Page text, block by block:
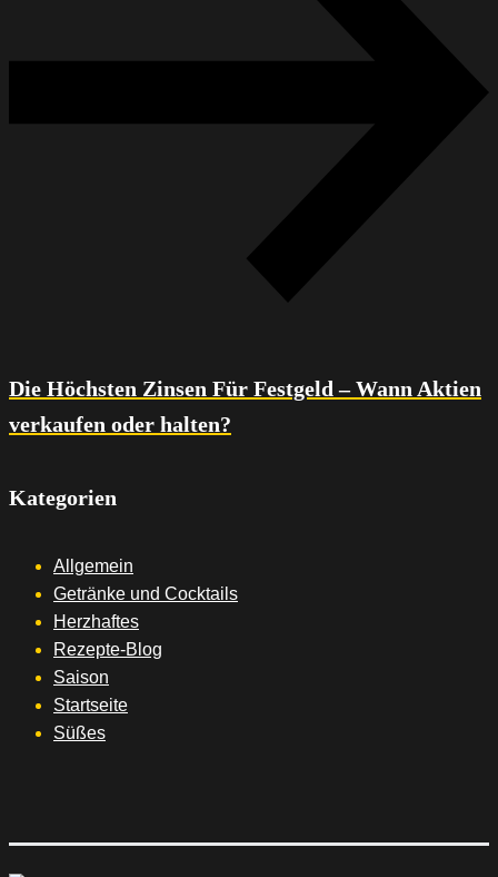
Die Höchsten Zinsen Für Festgeld – Wann Aktien
verkaufen oder halten?
Kategorien
Allgemein
Getränke und Cocktails
Herzhaftes
Rezepte-Blog
Saison
Startseite
Süßes